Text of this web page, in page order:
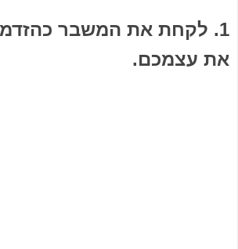
1. לקחת את המשבר
את עצמכם.